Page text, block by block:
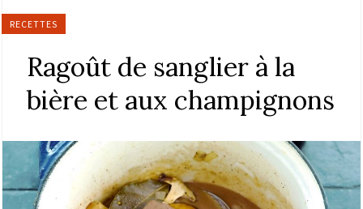
RECETTES
Ragoût de sanglier à la
bière et aux champignons